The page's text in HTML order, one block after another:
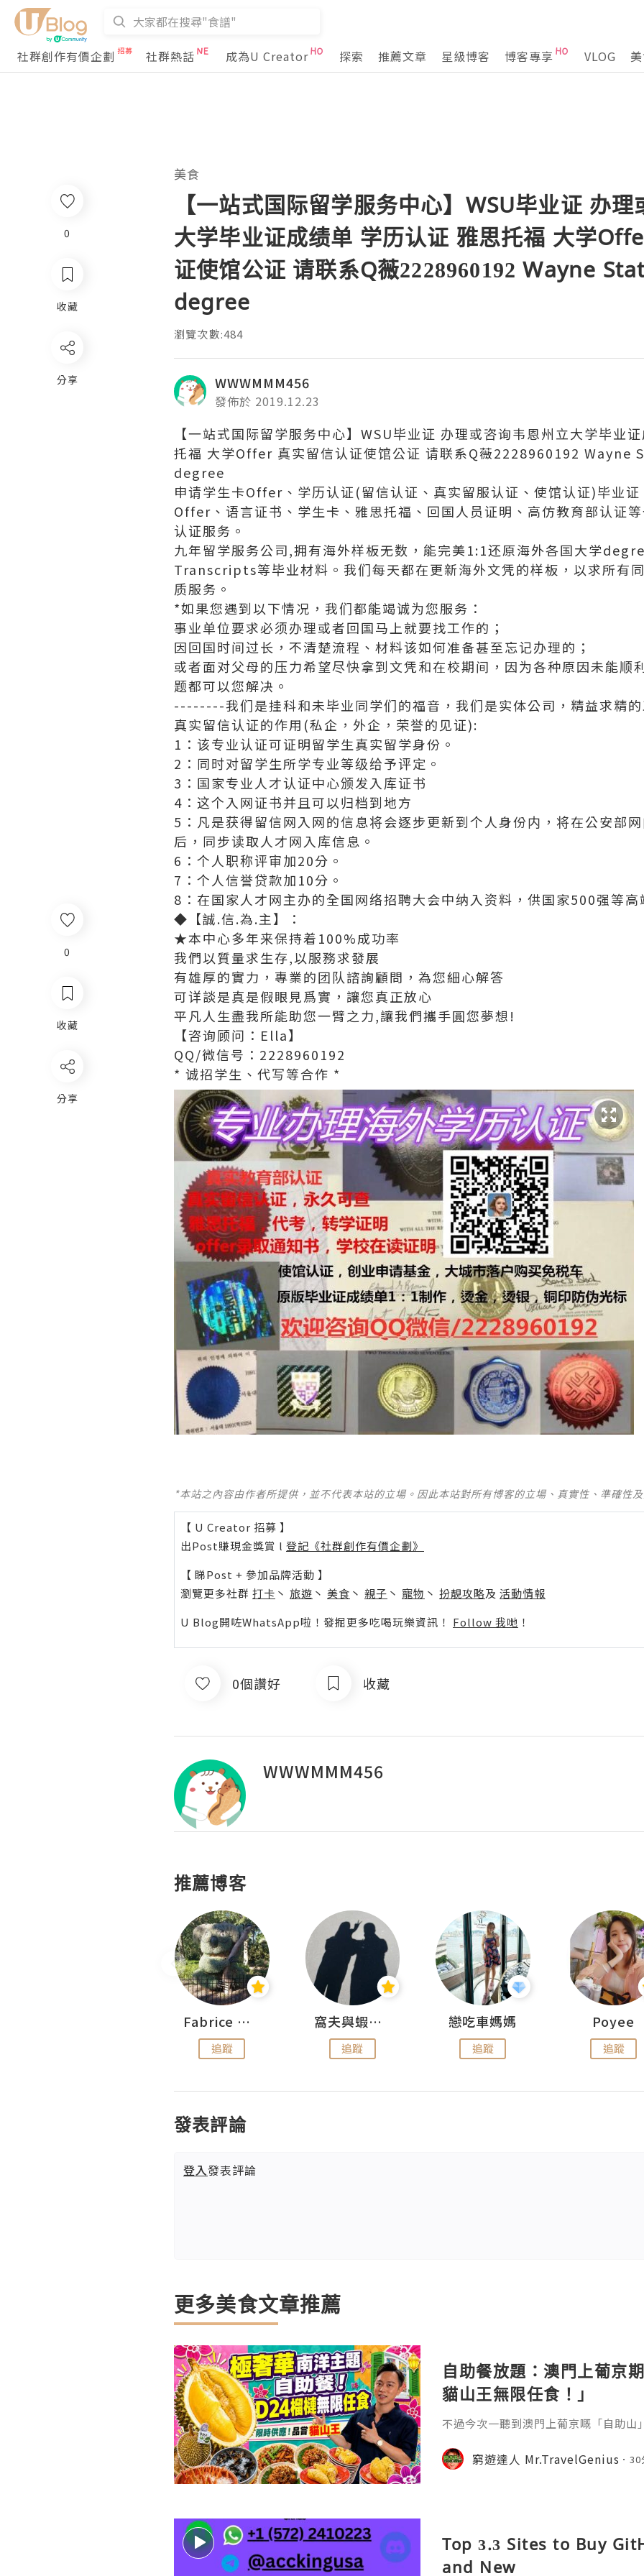
社群創作有價企劃 社群熱話 成為U Creator 探索 推薦文章 星級博客 博客專享 VLOG
0
收藏
分享
美食
【一站式国际留学服务中心】WSU毕业证 办
大学毕业证成绩单 学历认证 雅思托福 大学
证使馆公证 请联系Q薇2228960192 Wayne
degree
瀏覽次數:484
WWWMMM456
發佈於 2019.12.23
【一站式国际留学服务中心】WSU毕业证 办理或咨询韦恩州立大学毕业
托福 大学Offer 真实留信认证使馆公证 请联系Q薇2228960192
degree
申请学生卡Offer、学历认证(留信认证、真实留服认证、使馆认证)毕业
Offer、语言证书、学生卡、雅思托福、回国人员证明、高仿教育部认证
认证服务。
九年留学服务公司,拥有海外样板无数，能完美1:1还原海外各国大学
Transcripts等毕业材料。我们每天都在更新海外文凭的样板，以求所有
质服务。
*如果您遇到以下情况，我们都能竭诚为您服务：
事业单位要求必须办理或者回国马上就要找工作的；
因回国时间过长，不清楚流程、材料该如何准备甚至忘记办理的；
或者面对父母的压力希望尽快拿到文凭和在校期间，因为各种原因未能顺
题都可以您解决。
--------我们是挂科和未毕业同学们的福音，我们是实体公司，精益求精
真实留信认证的作用(私企，外企，荣誉的见证):
1：该专业认证可证明留学生真实留学身份。
2：同时对留学生所学专业等级给予评定。
3：国家专业人才认证中心颁发入库证书
4：这个入网证书并且可以归档到地方
5：凡是获得留信网入网的信息将会逐步更新到个人身份内，将在公安部
后，同步读取人才网入库信息。
6：个人职称评审加20分。
7：个人信誉贷款加10分。
8：在国家人才网主办的全国网络招聘大会中纳入资料，供国家500强等
◆【誠.信.為.主】：
★本中心多年来保持着100%成功率
我們以質量求生存,以服務求發展
有雄厚的實力，專業的团队諮詢顧問，為您細心解答
可详談是真是假眼見爲實，讓您真正放心
平凡人生盡我所能助您一臂之力,讓我們攜手圓您夢想!
【咨询顾问：Ella】
QQ/微信号：2228960192
* 诚招学生、代写等合作 *
*本站之內容由作者所提供，並不代表本站的立場。因此本站對所有博客的立場、真實性、準確性
【 U Creator 招募 】
出Post賺現金獎賞 l 登記《社群創作有價企劃》
【 睇Post + 參加品牌活動 】
瀏覽更多社群 打卡 丶 旅遊 丶 美食 丶 親子 丶 寵物 丶 扮靚攻略及 活動情報
U Blog開咗WhatsApp啦！發掘更多吃喝玩樂資訊！ Follow 我哋 ！
0個讚好 收藏
WWWMMM456
推薦博客
Fabrice 嚐味
追蹤
窩夫與蝦子餅
追蹤
戀吃車媽媽
追蹤
Poyee
追蹤
發表評論
登入發表評論
更多美食文章推薦
自助餐放題：澳門上葡京
貓山王無限任食！」
不過今次一聽到澳門上葡京嘅「自助山
家親身試食！睇下到底值唔值？
窮遊達人 Mr.TravelGenius 30
Top 3.3 Sites to Buy
and New
0
收藏
分享